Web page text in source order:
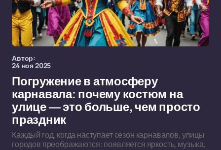
Автор:
24 ноя 2025
Погружение в атмосферу
карнавала: почему костюм на
улице — это больше, чем просто
праздник
Каждый год, когда наступает сезон карнавалов, улицы
городов преображаются: появляется яркость, музыка,